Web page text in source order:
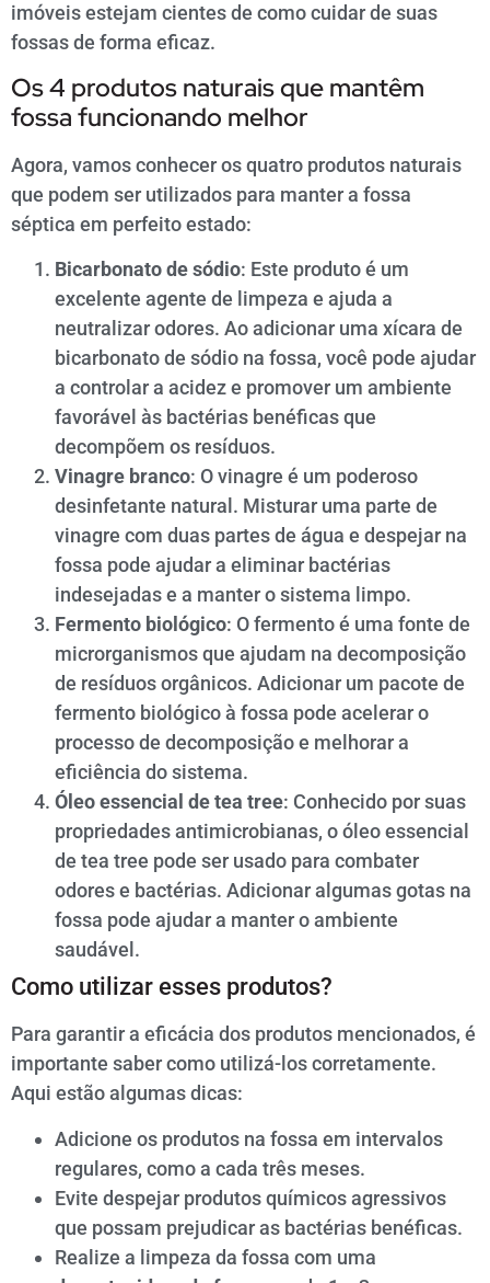
imóveis estejam cientes de como cuidar de suas
fossas de forma eficaz.
Os 4 produtos naturais que mantêm
fossa funcionando melhor
Agora, vamos conhecer os quatro produtos naturais
que podem ser utilizados para manter a fossa
séptica em perfeito estado:
Bicarbonato de sódio: Este produto é um
excelente agente de limpeza e ajuda a
neutralizar odores. Ao adicionar uma xícara de
bicarbonato de sódio na fossa, você pode ajudar
a controlar a acidez e promover um ambiente
favorável às bactérias benéficas que
decompõem os resíduos.
Vinagre branco: O vinagre é um poderoso
desinfetante natural. Misturar uma parte de
vinagre com duas partes de água e despejar na
fossa pode ajudar a eliminar bactérias
indesejadas e a manter o sistema limpo.
Fermento biológico: O fermento é uma fonte de
microrganismos que ajudam na decomposição
de resíduos orgânicos. Adicionar um pacote de
fermento biológico à fossa pode acelerar o
processo de decomposição e melhorar a
eficiência do sistema.
Óleo essencial de tea tree: Conhecido por suas
propriedades antimicrobianas, o óleo essencial
de tea tree pode ser usado para combater
odores e bactérias. Adicionar algumas gotas na
fossa pode ajudar a manter o ambiente
saudável.
Como utilizar esses produtos?
Para garantir a eficácia dos produtos mencionados, é
importante saber como utilizá-los corretamente.
Aqui estão algumas dicas:
Adicione os produtos na fossa em intervalos
regulares, como a cada três meses.
Evite despejar produtos químicos agressivos
que possam prejudicar as bactérias benéficas.
Realize a limpeza da fossa com uma